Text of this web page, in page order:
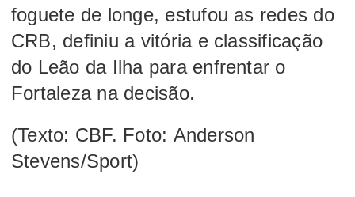
foguete de longe, estufou as redes do
CRB, definiu a vitória e classificação
do Leão da Ilha para enfrentar o
Fortaleza na decisão.
(Texto: CBF. Foto: Anderson
Stevens/Sport)